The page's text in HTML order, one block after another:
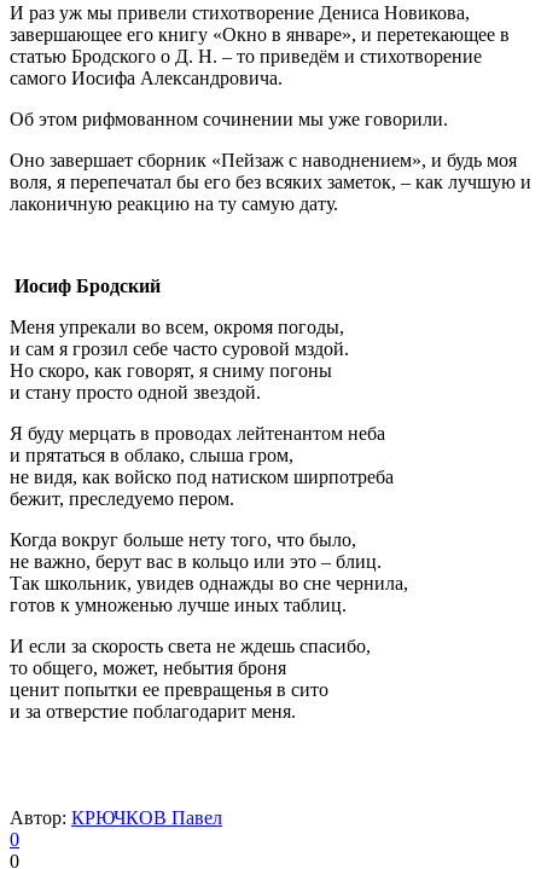
И раз уж мы привели стихотворение Дениса Новикова,
завершающее его книгу «Окно в январе», и перетекающее в
статью Бродского о Д. Н. – то приведём и стихотворение
самого Иосифа Александровича.
Об этом рифмованном сочинении мы уже говорили.
Оно завершает сборник «Пейзаж с наводнением», и будь моя
воля, я перепечатал бы его без всяких заметок, – как лучшую и
лаконичную реакцию на ту самую дату.
Иосиф Бродский
Меня упрекали во всем, окромя погоды,
и сам я грозил себе часто суровой мздой.
Но скоро, как говорят, я сниму погоны
и стану просто одной звездой.
Я буду мерцать в проводах лейтенантом неба
и прятаться в облако, слыша гром,
не видя, как войско под натиском ширпотреба
бежит, преследуемо пером.
Когда вокруг больше нету того, что было,
не важно, берут вас в кольцо или это – блиц.
Так школьник, увидев однажды во сне чернила,
готов к умноженью лучше иных таблиц.
И если за скорость света не ждешь спасибо,
то общего, может, небытия броня
ценит попытки ее превращенья в сито
и за отверстие поблагодарит меня.
Автор: КРЮЧКОВ Павел
0
0